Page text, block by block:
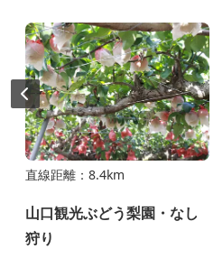
直線距離：8.4km
山口観光ぶどう梨園・なし
狩り